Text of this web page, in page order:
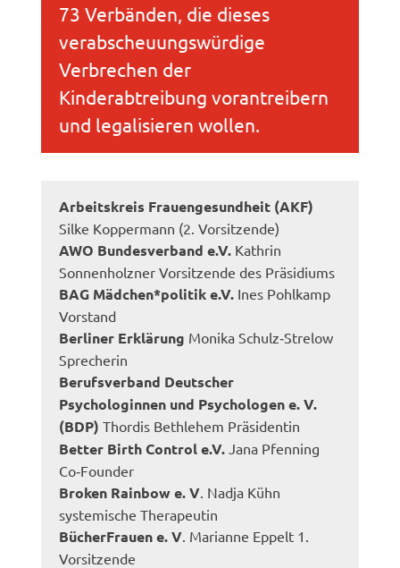
73 Verbänden, die dieses
verabscheuungswürdige
Verbrechen der
Kinderabtreibung vorantreibern
und legalisieren wollen.
Arbeitskreis Frauengesundheit (AKF)
Silke Koppermann (2. Vorsitzende)
AWO Bundesverband e.V. Kathrin
Sonnenholzner Vorsitzende des Präsidiums
BAG Mädchen*politik e.V. Ines Pohlkamp
Vorstand
Berliner Erklärung Monika Schulz‐Strelow
Sprecherin
Berufsverband Deutscher
Psychologinnen und Psychologen e. V.
(BDP)Thordis Bethlehem Präsidentin
Better Birth Control e.V.Jana Pfenning
Co‐Founder
Broken Rainbow e. V. Nadja Kühn
systemische Therapeutin
BücherFrauen e. V. Marianne Eppelt 1.
Vorsitzende